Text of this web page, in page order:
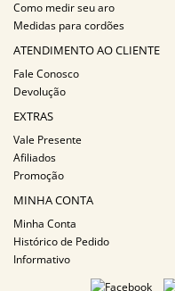
Como medir seu aro
Medidas para cordões
ATENDIMENTO AO CLIENTE
Fale Conosco
Devolução
EXTRAS
Vale Presente
Afiliados
Promoção
MINHA CONTA
Minha Conta
Histórico de Pedido
Informativo